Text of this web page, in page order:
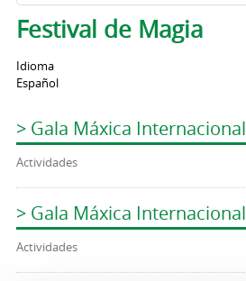
Festival de Magia
Idioma
Español
> Gala Máxica Internacional
Actividades
> Gala Máxica Internacional
Actividades